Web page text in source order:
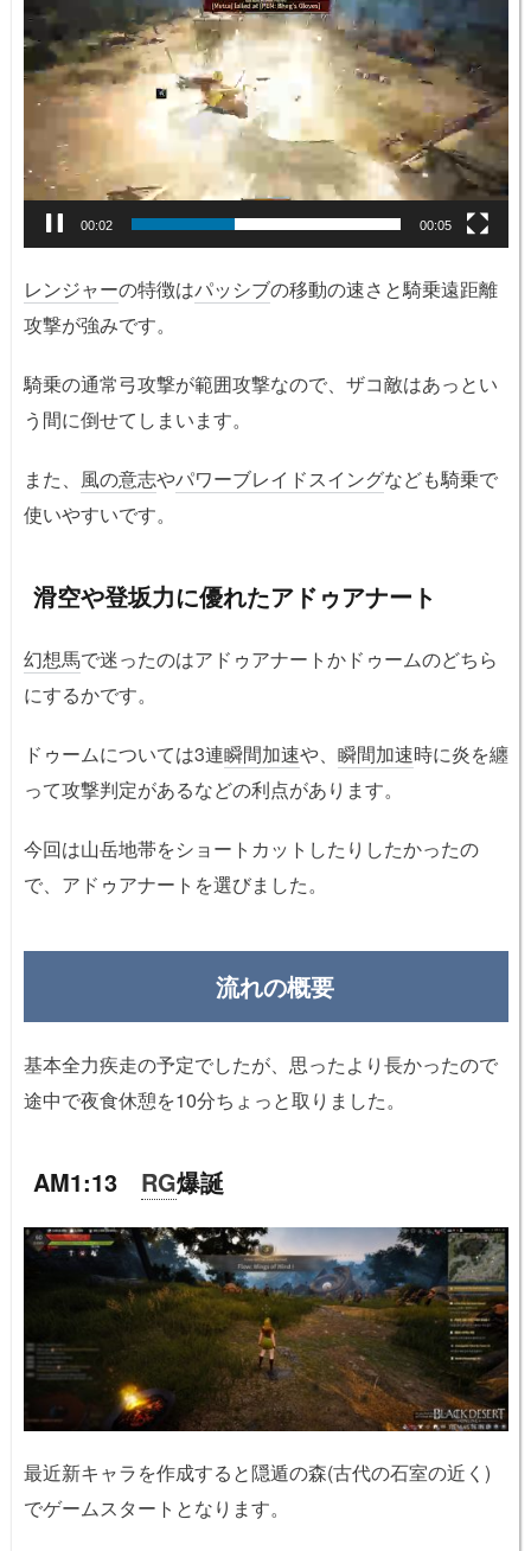
画
プ
レ
ー
00:03 00:05
レンジャーの特徴はパッシブの移動の速さと騎乗遠距離
攻撃が強みです。
騎乗の通常弓攻撃が範囲攻撃なので、ザコ敵はあっとい
う間に倒せてしまいます。
また、 風の意志やパワーブレイドスイングなども騎乗で
使いやすいです。
滑空や登坂力に優れたアドゥアナート
幻想馬で迷ったのはアドゥアナートかドゥームのどちら
にするかです。
ドゥームについては3連瞬間加速や、 瞬間加速時に炎を纏
って攻撃判定があるなどの利点があります。
今回は山岳地帯をショートカットしたりしたかったの
で、アドゥアナートを選びました。
流れの概要
基本全力疾走の予定でしたが、思ったより長かったので
途中で夜食休憩を10分ちょっと取りました。
AM1:13 RG爆誕
最近新キャラを作成すると隠遁の森(古代の石室の近く)
でゲームスタートとなります。